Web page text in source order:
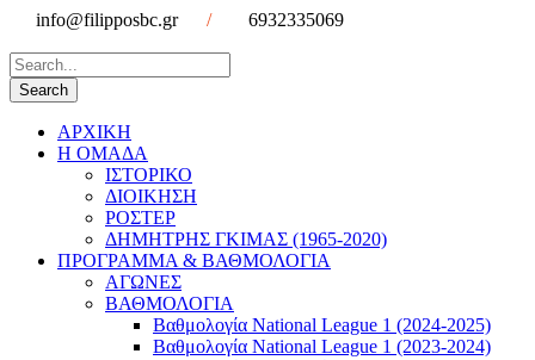
info@filipposbc.gr / 6932335069
ΑΡΧΙΚΗ
Η ΟΜΑΔΑ
ΙΣΤΟΡΙΚΟ
ΔΙΟΙΚΗΣΗ
ΡΟΣΤΕΡ
ΔΗΜΗΤΡΗΣ ΓΚΙΜΑΣ (1965-2020)
ΠΡΟΓΡΑΜΜΑ & ΒΑΘΜΟΛΟΓΙΑ
ΑΓΩΝΕΣ
ΒΑΘΜΟΛΟΓΙΑ
Βαθμολογία National League 1 (2024-2025)
Βαθμολογία National League 1 (2023-2024)